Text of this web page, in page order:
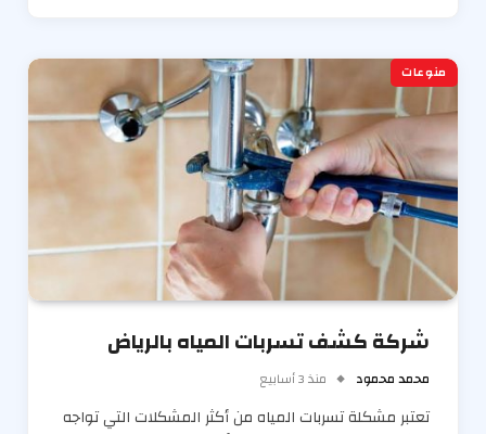
منوعات
شركة كشف تسربات المياه بالرياض
محمد محمود منذ 3 أسابيع
تعتبر مشكلة تسربات المياه من أكثر المشكلات التي تواجه